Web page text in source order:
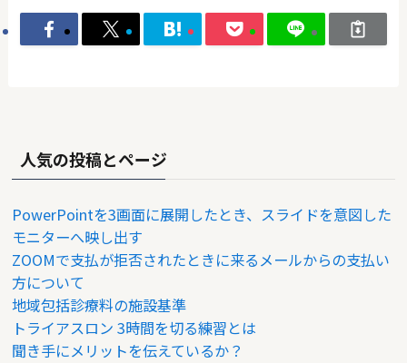
人気の投稿とページ
PowerPointを3画面に展開したとき、スライドを意図した
モニターへ映し出す
ZOOMで支払が拒否されたときに来るメールからの支払い
方について
地域包括診療料の施設基準
トライアスロン 3時間を切る練習とは
聞き手にメリットを伝えているか？